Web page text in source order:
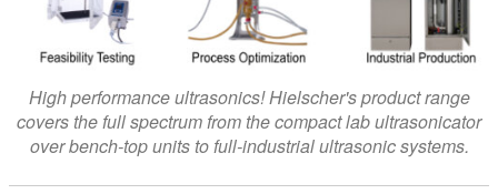
High performance ultrasonics! Hielscher's product range
covers the full spectrum from the compact lab ultrasonicator
over bench-top units to full-industrial ultrasonic systems.